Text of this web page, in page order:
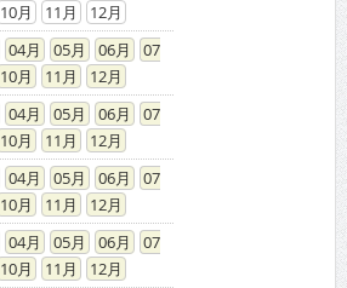
10 11
12
04 05 06
07
10 11
12
04 05 06
07
10 11
12
04 05 06
07
10 11
12
04 05 06
07
10 11
12